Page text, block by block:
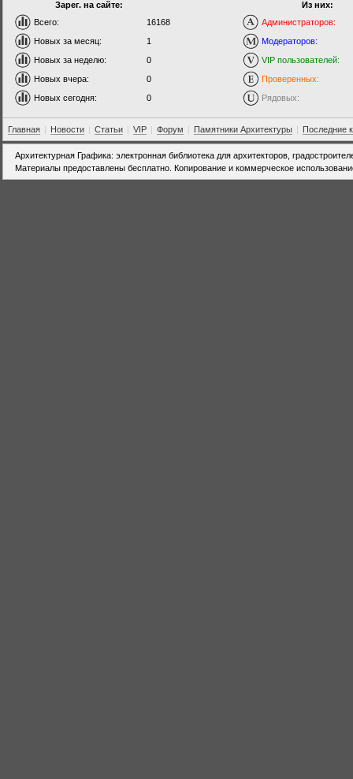
Зарег. на сайте:
Всего:
16168
Новых за месяц:
1
Новых за неделю:
0
Новых вчера:
0
Новых сегодня:
0
Из них:
Администраторов:
Модераторов:
VIP пользователей:
Проверенных:
Рядовых:
Главная | Новости | Статьи | VIP | Форум | Памятники Архитектуры | Последние
Архитектурная Графика: электронная библиотека для архитекторов,
Материалы предоставлены бесплатно. Копирование и коммерческое